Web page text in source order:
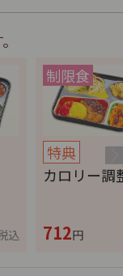
込
特典
カロリー調
712円